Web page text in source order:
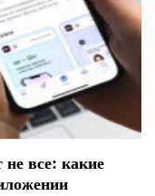
все: какие